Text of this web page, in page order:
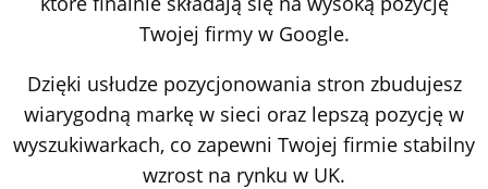
Twojej firmy w Google.
Dzięki usłudze pozycjonowania stron zbudujesz
wiarygodną markę w sieci oraz lepszą pozycję w
wyszukiwarkach, co zapewni Twojej firmie stabilny
wzrost na rynku w UK.